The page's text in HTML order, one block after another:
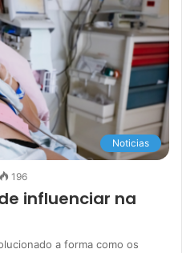
Noticias
196
influenciar na
a forma como os